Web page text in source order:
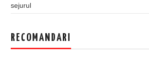
sejurul
RECOMANDARI